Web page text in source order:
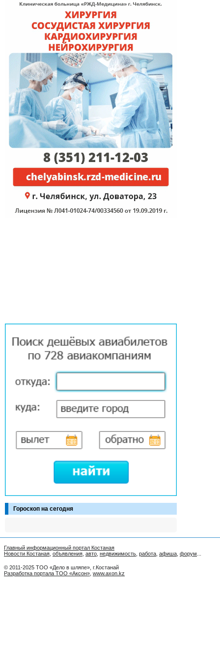
Гороскоп на сегодня
Главный информационный портал Костаная
Новости Костаная объявления авто недвижимость работа афиша форум
© 2011-2025 ТОО «Дело в шляпе», г.Костанай
Разработка портала ТОО «Аксон» www.axon.kz